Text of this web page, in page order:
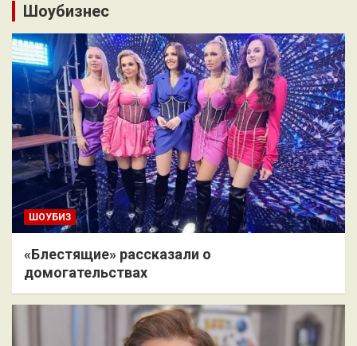
Шоубизнес
ШОУБИЗ
«Блестящие» рассказали о
домогательствах